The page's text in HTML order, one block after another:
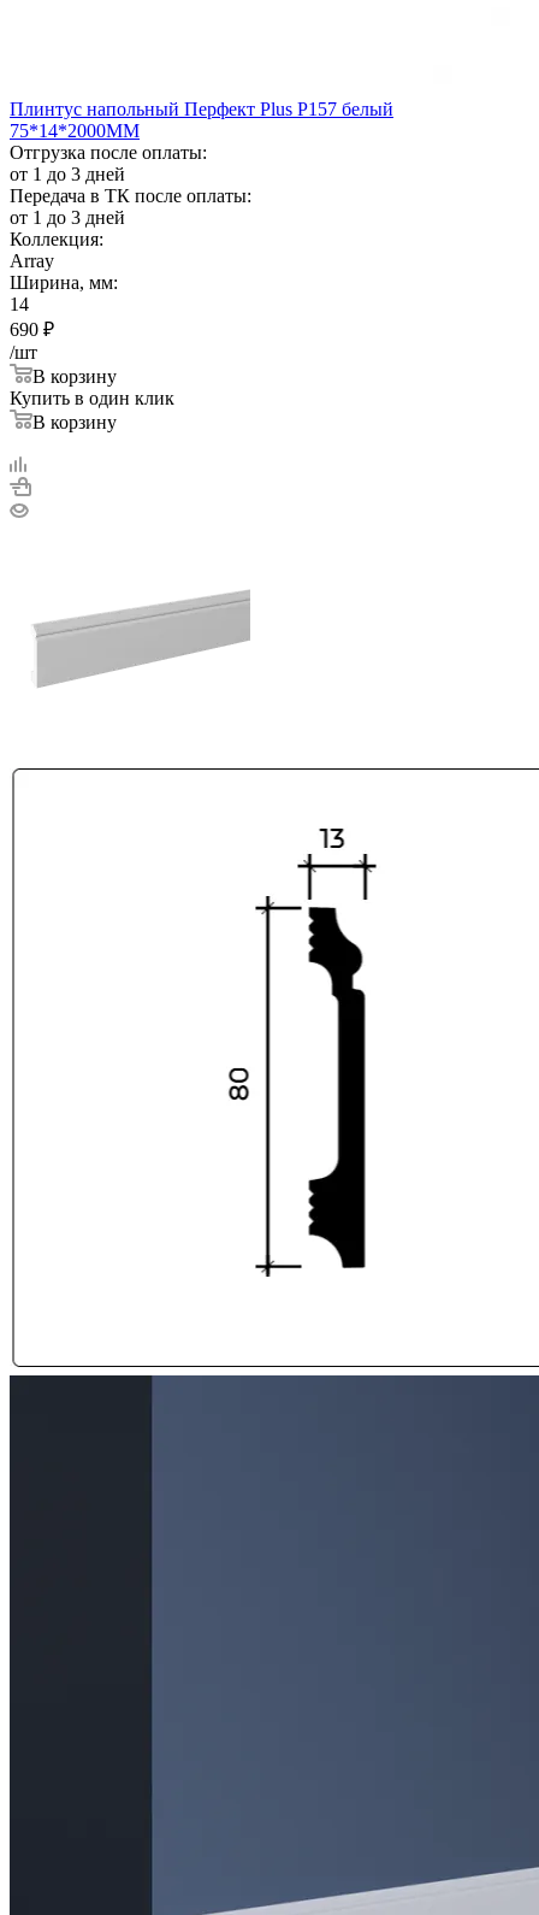
Плинтус напольный Перфект Plus Р157 белый
75*14*2000ММ
Отгрузка после оплаты:
от 1 до 3 дней
Передача в ТК после оплаты:
от 1 до 3 дней
Коллекция:
Array
Ширина, мм:
14
690 ₽
/шт
В корзину
Купить в один клик
В корзину